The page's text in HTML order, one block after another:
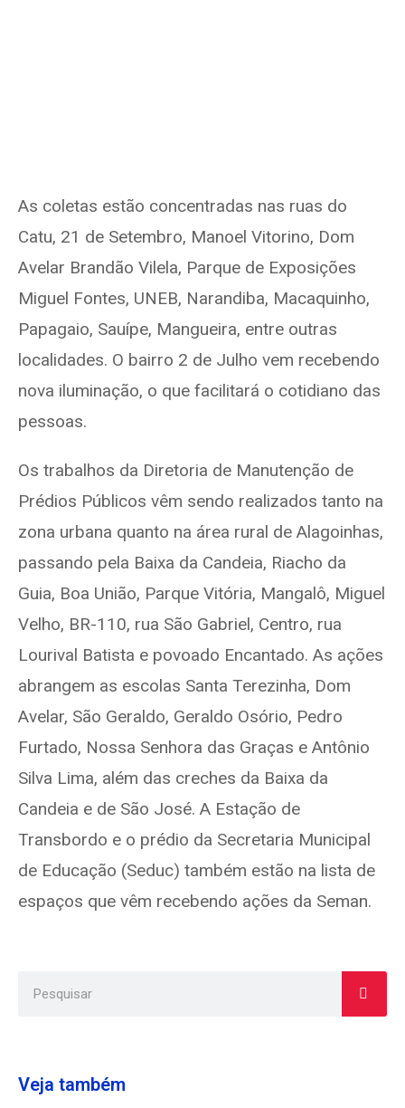
As coletas estão concentradas nas ruas do
Catu, 21 de Setembro, Manoel Vitorino, Dom
Avelar Brandão Vilela, Parque de Exposições
Miguel Fontes, UNEB, Narandiba, Macaquinho,
Papagaio, Sauípe, Mangueira, entre outras
localidades. O bairro 2 de Julho vem recebendo
nova iluminação, o que facilitará o cotidiano das
pessoas.
Os trabalhos da Diretoria de Manutenção de
Prédios Públicos vêm sendo realizados tanto na
zona urbana quanto na área rural de Alagoinhas,
passando pela Baixa da Candeia, Riacho da
Guia, Boa União, Parque Vitória, Mangalô, Miguel
Velho, BR-110, rua São Gabriel, Centro, rua
Lourival Batista e povoado Encantado. As ações
abrangem as escolas Santa Terezinha, Dom
Avelar, São Geraldo, Geraldo Osório, Pedro
Furtado, Nossa Senhora das Graças e Antônio
Silva Lima, além das creches da Baixa da
Candeia e de São José. A Estação de
Transbordo e o prédio da Secretaria Municipal
de Educação (Seduc) também estão na lista de
espaços que vêm recebendo ações da Seman.
Veja também